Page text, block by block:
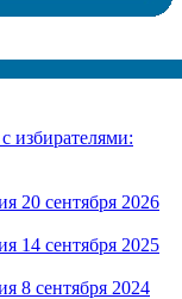
избирателями:
20 сентября 2026
14 сентября 2025
8 сентября 2024